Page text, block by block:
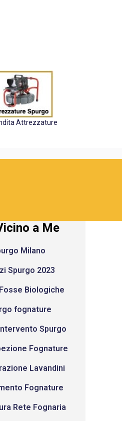
Attrezzature
a Me
Milano
Spurgo 2023
Biologiche
fognature
Spurgo
Fognature
Lavandini
Fognature
Rete Fognaria